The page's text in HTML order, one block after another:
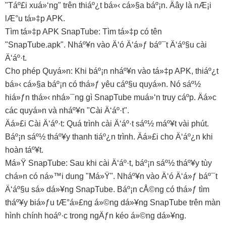
"Táº£i xuá»‘ng" trên thiáº¿t bá»‹ cá»§a báº¡n. Äây là nÆ¡i
lÆ°u tá»‡p APK.
Tìm tá»‡p APK SnapTube: Tìm tá»‡p có tên
"SnapTube.apk". Nháº¥n vào Ä‘ó Ä‘á»ƒ báº¯t Ä‘áº§u cài
Ä‘áº·t.
Cho phép Quyá»n: Khi báº¡n nháº¥n vào tá»‡p APK, thiáº¿t
bá»‹ cá»§a báº¡n có thá»ƒ yêu cáº§u quyá»n. Nó sáº½
hiá»ƒn thá»‹ nhá»¯ng gì SnapTube muá»‘n truy cáº­p. Äá»c
các quyá»n và nháº¥n "Cài Ä‘áº·t".
Äá»£i Cài Ä‘áº·t: Quá trình cài Ä‘áº·t sáº½ máº¥t vài phút.
Báº¡n sáº½ tháº¥y thanh tiáº¿n trình. Äá»£i cho Ä‘áº¿n khi
hoàn táº¥t.
Má»Ÿ SnapTube: Sau khi cài Ä‘áº·t, báº¡n sáº½ tháº¥y tùy
chá»n có ná»™i dung "Má»Ÿ". Nháº¥n vào Ä‘ó Ä‘á»ƒ báº¯t
Ä‘áº§u sá»­ dá»¥ng SnapTube. Báº¡n cÅ©ng có thá»ƒ tìm
tháº¥y biá»ƒu tÆ°á»£ng á»©ng dá»¥ng SnapTube trên màn
hình chính hoáº·c trong ngÄƒn kéo á»©ng dá»¥ng.